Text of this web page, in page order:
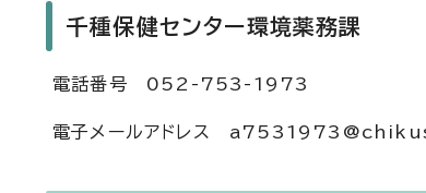
千種保健センター環境薬務課
電話番号 052-753-1973
電子メールアドレス